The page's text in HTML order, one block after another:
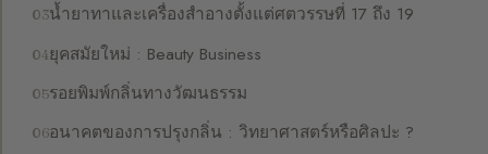
น้ำยาทาและเครื่องสำอางตั้งแต่ศตวรรษที่ 17 ถึง 19
ยุคสมัยใหม่ : Beauty Business
รอยพิมพ์กลิ่นทางวัฒนธรรม
อนาคตของการปรุงกลิ่น : วิทยาศาสตร์หรือศิลปะ ?